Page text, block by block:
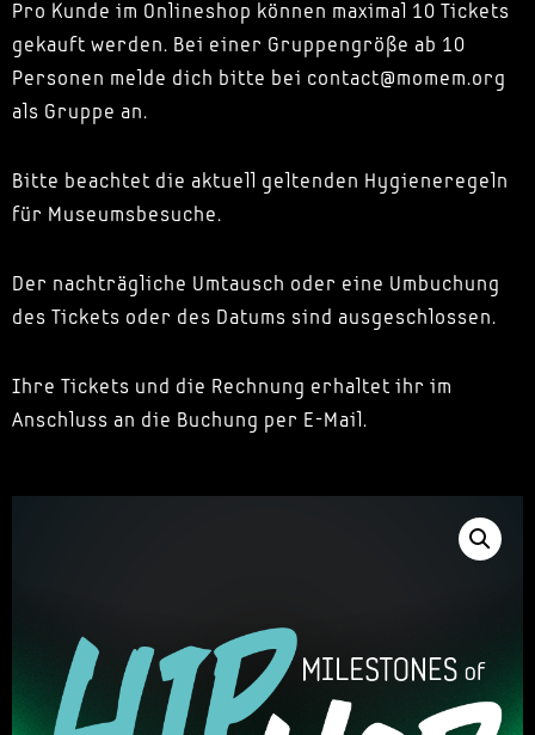
Pro Kunde im Onlineshop können maximal 10 Tickets
gekauft werden. Bei einer Gruppengröße ab 10
Personen melde dich bitte bei contact@momem.org
als Gruppe an.
Bitte beachtet die aktuell geltenden Hygieneregeln
für Museumsbesuche.
Der nachträgliche Umtausch oder eine Umbuchung
des Tickets oder des Datums sind ausgeschlossen.
Ihre Tickets und die Rechnung erhaltet ihr im
Anschluss an die Buchung per E-Mail.